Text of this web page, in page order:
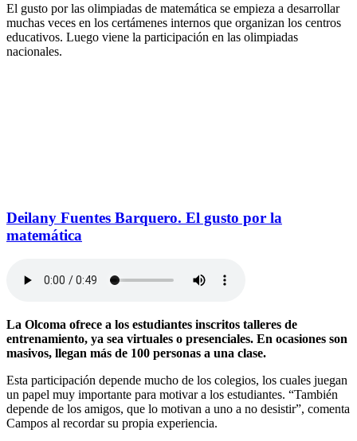
El gusto por las olimpiadas de matemática se empieza a desarrollar
muchas veces en los certámenes internos que organizan los centros
educativos. Luego viene la participación en las olimpiadas
nacionales.
Deilany Fuentes Barquero. El gusto por la
matemática
La Olcoma ofrece a los estudiantes inscritos talleres de
entrenamiento, ya sea virtuales o presenciales. En ocasiones son
masivos, llegan más de 100 personas a una clase.
Esta participación depende mucho de los colegios, los cuales juegan
un papel muy importante para motivar a los estudiantes. “También
depende de los amigos, que lo motivan a uno a no desistir”, comenta
Campos al recordar su propia experiencia.